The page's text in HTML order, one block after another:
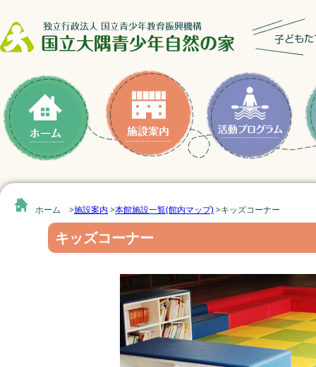
ホーム >施設案内 >本館施設一覧(館内マップ)>キッズコーナー
キッズコーナー